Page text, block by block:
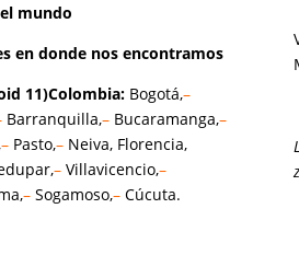
mundo
en donde nos encontramos
Colombia: Bogotá,–
Barranquilla,–Bucaramanga,–
–Pasto,– Neiva, Florencia,
–Villavicencio,–
– Sogamoso,– Cúcuta.